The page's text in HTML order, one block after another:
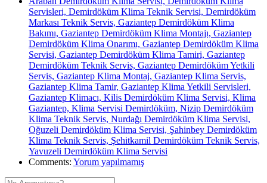
Servisleri, Demirdöküm Klima Teknik Servisi, Demirdöküm
Markası Teknik Servis, Gaziantep Demirdöküm Klima
Bakımı, Gaziantep Demirdöküm Klima Montajı, Gaziantep
Demirdöküm Klima Onarımı, Gaziantep Demirdöküm Klima
Servisi, Gaziantep Demirdöküm Klima Tamiri, Gaziantep
Demirdöküm Teknik Servis, Gaziantep Demirdöküm Yetkili
Servis, Gaziantep Klima Montaj, Gaziantep Klima Servis,
Gaziantep Klima Tamir, Gaziantep Klima Yetkili Servisleri,
Gaziantep Klimacı, Kilis Demirdöküm Klima Servisi, Klima
Gaziantep, Klima Servisi Demirdöküm, Nizip Demirdöküm
Klima Teknik Servis, Nurdağı Demirdöküm Klima Servisi,
Oğuzeli Demirdöküm Klima Servisi, Şahinbey Demirdöküm
Klima Teknik Servis, Şehitkamil Demirdöküm Teknik Servis,
Yavuzeli Demirdöküm Klima Servisi
Comments: Yorum yapılmamış